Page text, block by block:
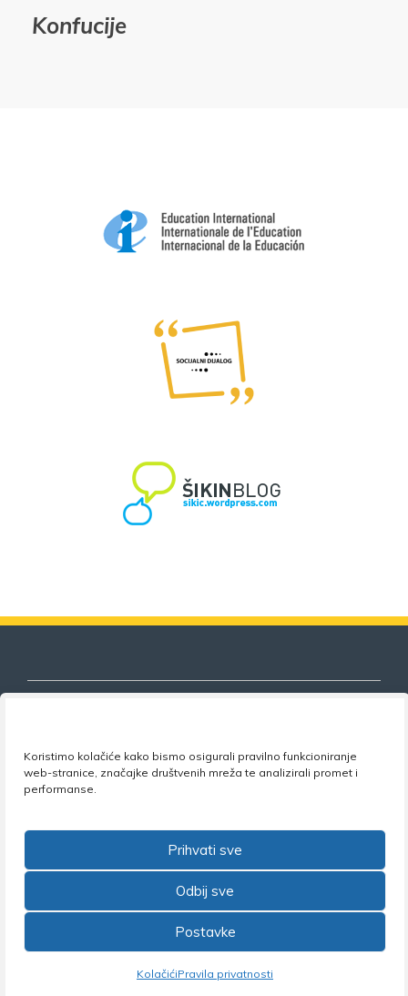
Koristimo kolačiće kako bismo osigurali pravilno funkcioniranje
web-stranice, značajke društvenih mreža te analizirali promet i
performanse.
Prihvati sve
Odbij sve
Postavke
KolačićiPravila privatnosti
Konfucije
Nezavisni sindikat znanosti i visokog
obrazovanja
Adresa: Florijana Andrašeca 18A / VI kat • 10 000
+385 1 4847 337